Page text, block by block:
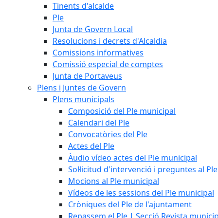
Tinents d'alcalde
Ple
Junta de Govern Local
Resolucions i decrets d'Alcaldia
Comissions informatives
Comissió especial de comptes
Junta de Portaveus
Plens i Juntes de Govern
Plens municipals
Composició del Ple municipal
Calendari del Ple
Convocatòries del Ple
Actes del Ple
Àudio vídeo actes del Ple municipal
Sol·licitud d'intervenció i preguntes al Ple
Mocions al Ple municipal
Vídeos de les sessions del Ple municipal
Cròniques del Ple de l'ajuntament